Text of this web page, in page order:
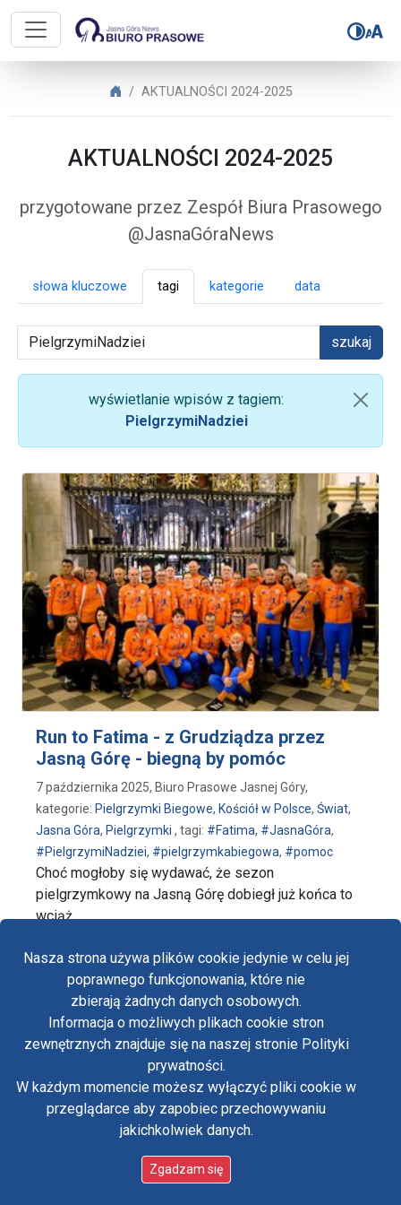
Nasza strona używa plików cookie jedynie w celu jej
poprawnego funkcjonowania, które nie
zbierają żadnych danych osobowych.
Informacja o możliwych plikach cookie stron
zewnętrznych znajduje się na naszej stronie Polityki
prywatności.
W każdym momencie możesz wyłączyć pliki cookie w
przeglądarce aby zapobiec przechowywaniu
jakichkolwiek danych.
Zgadzam się
Biuro Prasowe Jasnej Góry –
Biuro Prasowe Jasnej Góry
AKTUALNOŚCI 2024-2025
AKTUALNOŚCI 2024-2025
przygotowane przez Zespół Biura Prasowego
@JasnaGóraNews
słowa kluczowe tagi kategorie data
szukaj
wyświetlanie wpisów z tagiem:
PielgrzymiNadziei
Run to Fatima - z Grudziądza przez
Jasną Górę - biegną by pomóc
7 października 2025, Biuro Prasowe Jasnej Góry,
kategorie: Pielgrzymki Biegowe, Kościół w Polsce, Świat,
Jasna Góra, Pielgrzymki , tagi: #Fatima, #JasnaGóra,
#PielgrzymiNadziei, #pielgrzymkabiegowa, #pomoc
Choć mogłoby się wydawać, że sezon
pielgrzymkowy na Jasną Górę dobiegł już końca to
wciąż …
czytaj dalej… wpis Run to Fatima - z Grudziądza przez Jasną
Polityka prywatności
Oświadczenie o dostępności
Standardy ochrony małoletnich w klasztorze OO.